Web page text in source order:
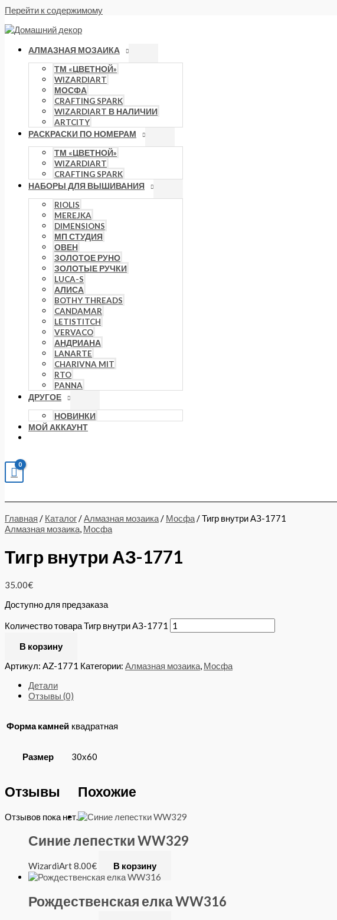
Перейти к содержимому
АЛМАЗНАЯ МОЗАИКА
ТМ «ЦВЕТНОЙ»
WIZARDIART
МОСФА
CRAFTING SPARK
WIZARDIART В НАЛИЧИИ
ARTCITY
РАСКРАСКИ ПО НОМЕРАМ
ТМ «ЦВЕТНОЙ»
WIZARDIART
CRAFTING SPARK
НАБОРЫ ДЛЯ ВЫШИВАНИЯ
RIOLIS
MEREJKA
DIMENSIONS
МП СТУДИЯ
ОВЕН
ЗОЛОТОЕ РУНО
ЗОЛОТЫЕ РУЧКИ
LUCA-S
АЛИСА
BOTHY THREADS
CANDAMAR
LETISTITCH
VERVACO
АНДРИАНА
LANARTE
CHARIVNA MIT
RTO
PANNA
ДРУГОЕ
НОВИНКИ
МОЙ АККАУНТ
Главная / Каталог/Алмазная мозаика/ Мосфа/ Тигр внутри АЗ-1771
Алмазная мозаика, Мосфа
Тигр внутри АЗ-1771
35.00€
Доступно для предзаказа
Количество товара Тигр внутри АЗ-1771
В корзину
Артикул: AZ-1771 Категории: Алмазная мозаика, Мосфа
Детали
Отзывы (0)
Форма камней квадратная
Размер 30х60
Отзывы
Отзывов пока нет.
Похожие
Синие лепестки WW329
WizardiArt8.00€ В корзину
Рождественская елка WW316